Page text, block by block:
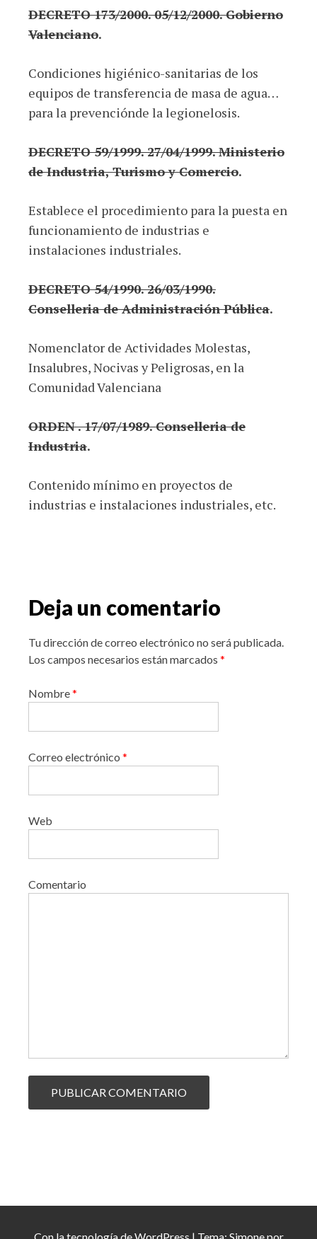
DECRETO 173/2000. 05/12/2000. Gobierno
Valenciano.
Condiciones higiénico-sanitarias de los
equipos de transferencia de masa de agua…
para la prevenciónde la legionelosis.
DECRETO 59/1999. 27/04/1999. Ministerio
de Industria, Turismo y Comercio.
Establece el procedimiento para la puesta en
funcionamiento de industrias e
instalaciones industriales.
DECRETO 54/1990. 26/03/1990.
Conselleria de Administración Pública.
Nomenclator de Actividades Molestas,
Insalubres, Nocivas y Peligrosas, en la
Comunidad Valenciana
ORDEN . 17/07/1989. Conselleria de
Industria.
Contenido mínimo en proyectos de
industrias e instalaciones industriales, etc.
Deja un comentario
Tu dirección de correo electrónico no será publicada.
Los campos necesarios están marcados *
Nombre*
Correo electrónico *
Web
Comentario